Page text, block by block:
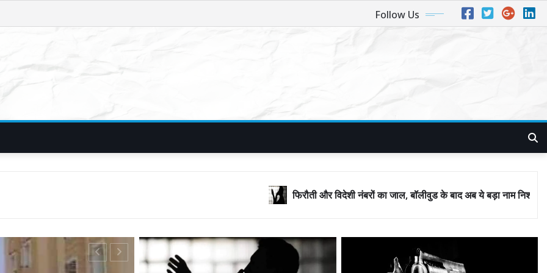
Follow Us
फिरौती और विदेशी नंबरों का जाल, बॉलीवुड के बाद अब ये बड़ा नाम निशाने पर! मुंबई जैसा ‘फिरौती